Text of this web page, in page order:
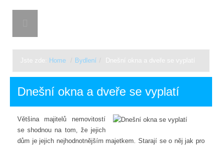
Jste zde: Home Bydlení Dnešní okna a dveře se vyplatí
Dnešní okna a dveře se vyplatí
Většina majitelů nemovitostí
se shodnou na tom, že jejich
dům je jejich nejhodnotnějším majetkem. Starají se o něj jak pro